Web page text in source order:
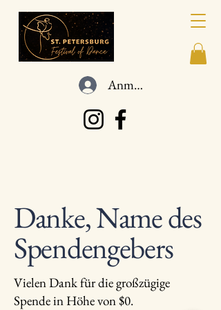
Anmelden
Danke, Name des
Spendengebers
Vielen Dank für die großzügige
Spende in Höhe von $0.